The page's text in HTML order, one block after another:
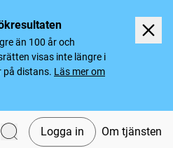
än 100 år och
visas inte längre i
på distans. Läs mer om
Logga in Om tjänsten